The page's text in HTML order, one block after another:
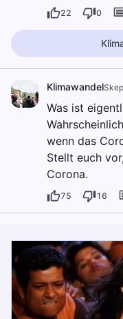
22 0
Klimawandel
Was ist
wenn das
Stellt euch
Corona.
75 16